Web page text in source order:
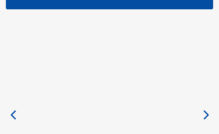
Priority